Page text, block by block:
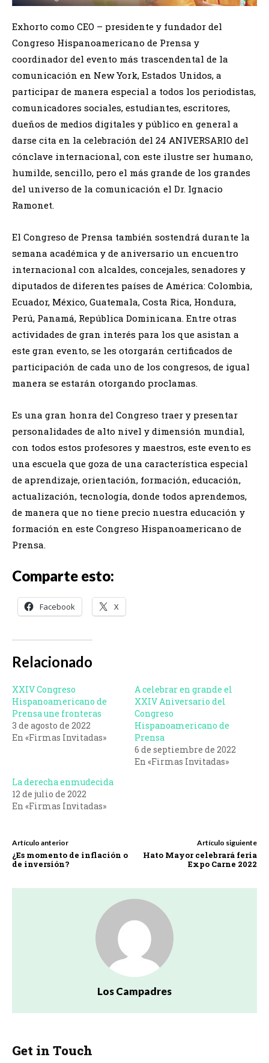
Exhorto como CEO – presidente y fundador del
Congreso Hispanoamericano de Prensa y
coordinador del evento más trascendental de la
comunicación en New York, Estados Unidos, a
participar de manera especial a todos los periodistas,
comunicadores sociales, estudiantes, escritores,
dueños de medios digitales y público en general a
darse cita en la celebración del 24 ANIVERSARIO del
cónclave internacional, con este ilustre ser humano,
humilde, sencillo, pero el más grande de los grandes
del universo de la comunicación el Dr. Ignacio
Ramonet.
El Congreso de Prensa también sostendrá durante la
semana académica y de aniversario un encuentro
internacional con alcaldes, concejales, senadores y
diputados de diferentes países de América: Colombia,
Ecuador, México, Guatemala, Costa Rica, Hondura,
Perú, Panamá, República Dominicana. Entre otras
actividades de gran interés para los que asistan a
este gran evento, se les otorgarán certificados de
participación de cada uno de los congresos, de igual
manera se estarán otorgando proclamas.
Es una gran honra del Congreso traer y presentar
personalidades de alto nivel y dimensión mundial,
con todos estos profesores y maestros, este evento es
una escuela que goza de una característica especial
de aprendizaje, orientación, formación, educación,
actualización, tecnología, donde todos aprendemos,
de manera que no tiene precio nuestra educación y
formación en este Congreso Hispanoamericano de
Prensa.
Comparte esto:
Facebook X
Relacionado
XXIV Congreso
Hispanoamericano de
Prensa une fronteras
3 de agosto de 2022
En «Firmas Invitadas»
A celebrar en grande el
XXIV Aniversario del
Congreso
Hispanoamericano de
Prensa
6 de septiembre de 2022
En «Firmas Invitadas»
La derecha enmudecida
12 de julio de 2022
En «Firmas Invitadas»
Artículo anterior
¿Es momento de inflación o
de inversión?
Artículo siguiente
Hato Mayor celebrará feria
Expo Carne 2022
Los Campadres
Get in Touch